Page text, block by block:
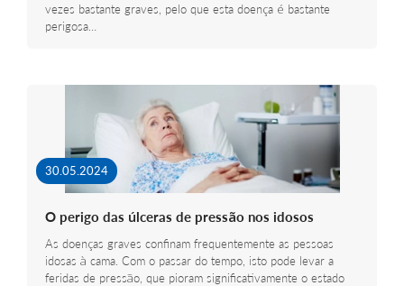
vezes bastante graves, pelo que esta doença é bastante
perigosa…
30.05.2024
O perigo das úlceras de pressão nos idosos
As doenças graves confinam frequentemente as pessoas
idosas à cama. Com o passar do tempo, isto pode levar a
feridas de pressão, que pioram significativamente o estado